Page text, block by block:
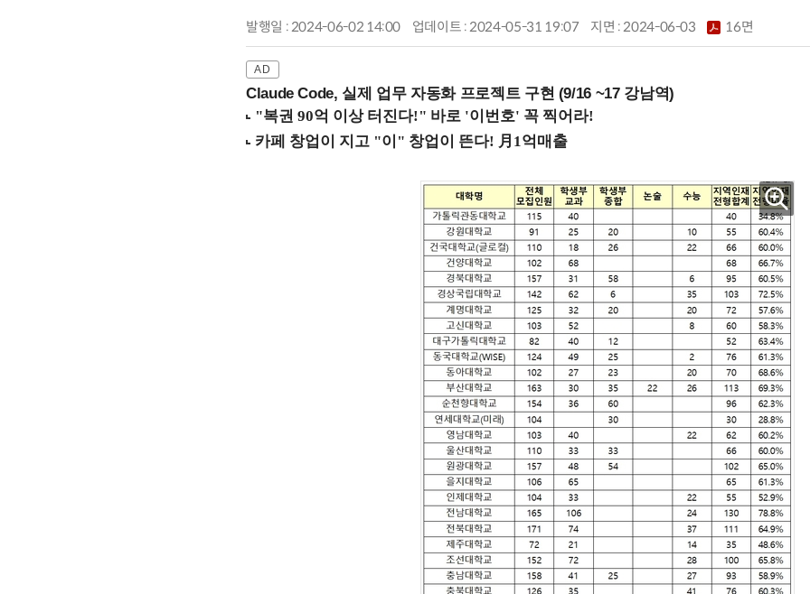
발행일 : 2024-06-02 14:00 업데이트 : 2024-05-31 19:07 지면 :2024-06-03 16면
Claude Code, 실제 업무 자동화 프로젝트 구현 (9/16 ~17 강남역)